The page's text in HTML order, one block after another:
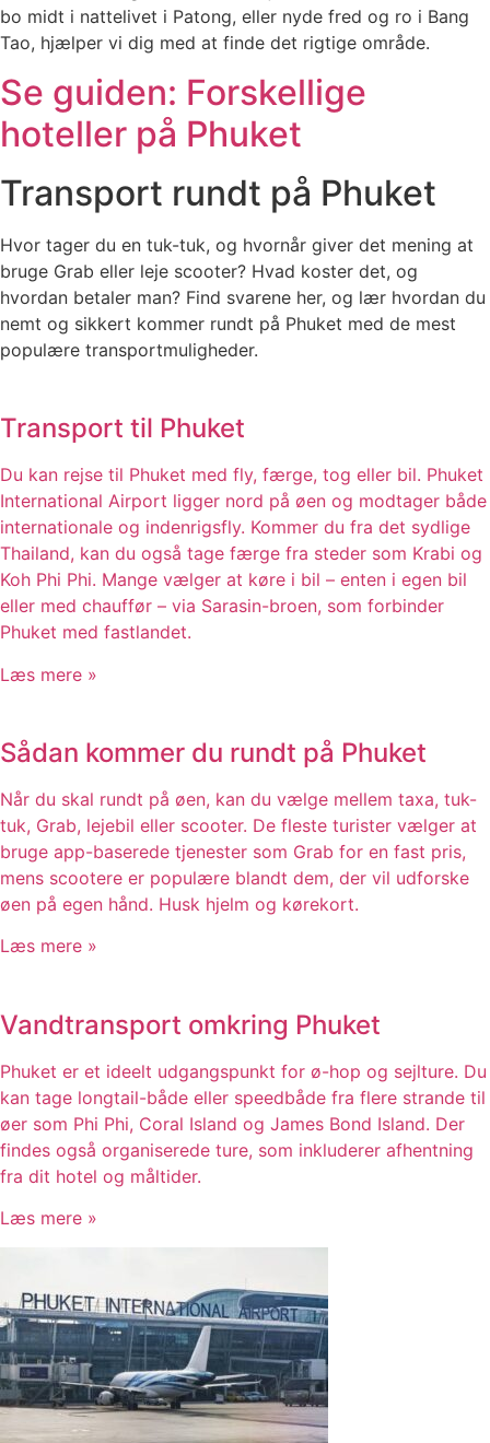
bo midt i nattelivet i Patong, eller nyde fred og ro i Bang
Tao, hjælper vi dig med at finde det rigtige område.
Se guiden: Forskellige
hoteller på Phuket
Transport rundt på Phuket
Hvor tager du en tuk-tuk, og hvornår giver det mening at
bruge Grab eller leje scooter? Hvad koster det, og
hvordan betaler man? Find svarene her, og lær hvordan du
nemt og sikkert kommer rundt på Phuket med de mest
populære transportmuligheder.
Transport til Phuket
Du kan rejse til Phuket med fly, færge, tog eller bil. Phuket
International Airport ligger nord på øen og modtager både
internationale og indenrigsfly. Kommer du fra det sydlige
Thailand, kan du også tage færge fra steder som Krabi og
Koh Phi Phi. Mange vælger at køre i bil – enten i egen bil
eller med chauffør – via Sarasin-broen, som forbinder
Phuket med fastlandet.
Læs mere »
Sådan kommer du rundt på Phuket
Når du skal rundt på øen, kan du vælge mellem taxa, tuk-
tuk, Grab, lejebil eller scooter. De fleste turister vælger at
bruge app-baserede tjenester som Grab for en fast pris,
mens scootere er populære blandt dem, der vil udforske
øen på egen hånd. Husk hjelm og kørekort.
Læs mere »
Vandtransport omkring Phuket
Phuket er et ideelt udgangspunkt for ø-hop og sejlture. Du
kan tage longtail-både eller speedbåde fra flere strande til
øer som Phi Phi, Coral Island og James Bond Island. Der
findes også organiserede ture, som inkluderer afhentning
fra dit hotel og måltider.
Læs mere »